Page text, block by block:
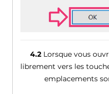
4.2Lorsque vous
librement vers les
emplacements